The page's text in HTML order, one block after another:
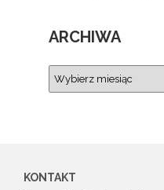
ARCHIWA
KONTAKT